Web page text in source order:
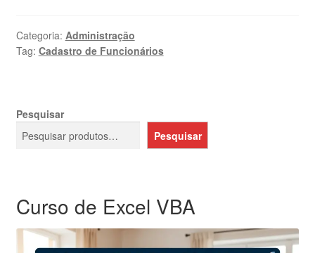
Categoria: Administração
Tag: Cadastro de Funcionários
Pesquisar
Pesquisar
Curso de Excel VBA